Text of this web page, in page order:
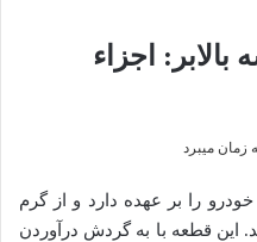
اجزاء
را بر عهده دارد و از گرم
قطعه با به گردش درآوردن